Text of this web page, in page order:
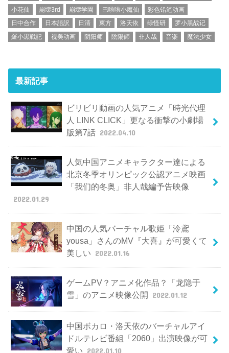
小花仙
崩壊3rd 崩壊学園 巴啦啦小魔仙
彩色铅笔动画
日中合作
日本語訳 日清 東方 洛天依 绿怪研
罗小黑战记
羅小黒戦記
视美动画 阴阳师 陰陽師 非人哉 音楽 魔法少女
最新記事
ビリビリ動画の人気アニメ「時光代理
人 LINK CLICK」更なる衝撃の小劇場
版第7話 2022.04.10
人気中国アニメキャラクター達による
北京冬季オリンピック公認アニメ映画
「我们的冬奥」非人哉編予告映像
2022.01.29
中国の人気バーチャル歌姫「泠鳶
yousa」さんのMV『大喜』が可愛くて
美しい 2022.01.16
ゲームPV？アニメ化作品？「龙隐于
雪」のアニメ映像公開 2022.01.12
中国ボカロ・洛天依のバーチャルアイ
ドルテレビ番組「2060」出演映像が可
愛い 2022.01.10